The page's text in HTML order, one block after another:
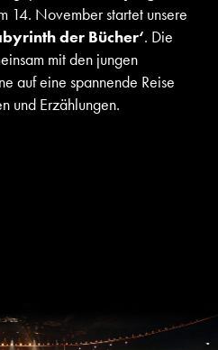
14. November startet unsere
der Bücher‘. Die
mit den jungen
auf eine spannende Reise
und Erzählungen.